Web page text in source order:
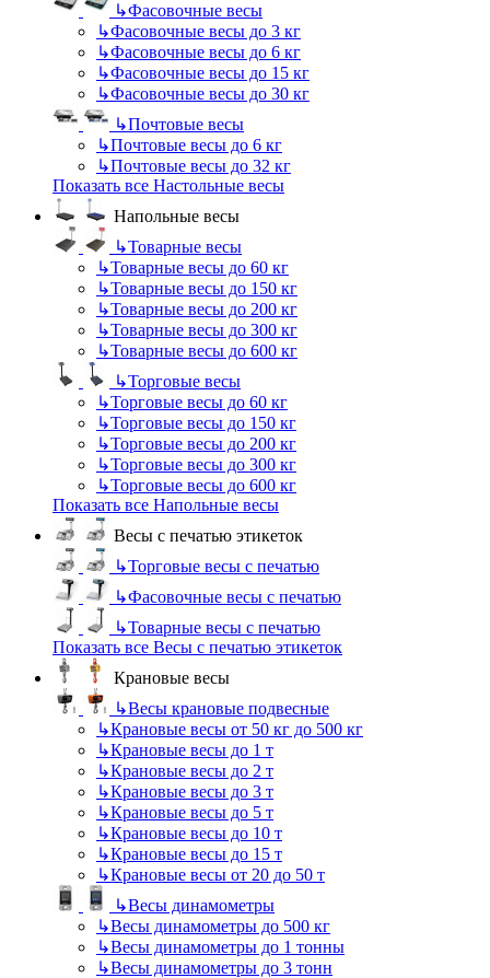
↳Фасовочные весы
↳Фасовочные весы до 3 кг
↳Фасовочные весы до 6 кг
↳Фасовочные весы до 15 кг
↳Фасовочные весы до 30 кг
↳Почтовые весы
↳Почтовые весы до 6 кг
↳Почтовые весы до 32 кг
Показать все Настольные весы
Напольные весы
↳Товарные весы
↳Товарные весы до 60 кг
↳Товарные весы до 150 кг
↳Товарные весы до 200 кг
↳Товарные весы до 300 кг
↳Товарные весы до 600 кг
↳Торговые весы
↳Торговые весы до 60 кг
↳Торговые весы до 150 кг
↳Торговые весы до 200 кг
↳Торговые весы до 300 кг
↳Торговые весы до 600 кг
Показать все Напольные весы
Весы с печатью этикеток
↳Торговые весы с печатью
↳Фасовочные весы с печатью
↳Товарные весы с печатью
Показать все Весы с печатью этикеток
Крановые весы
↳Весы крановые подвесные
↳Крановые весы от 50 кг до 500 кг
↳Крановые весы до 1 т
↳Крановые весы до 2 т
↳Крановые весы до 3 т
↳Крановые весы до 5 т
↳Крановые весы до 10 т
↳Крановые весы до 15 т
↳Крановые весы от 20 до 50 т
↳Весы динамометры
↳Весы динамометры до 500 кг
↳Весы динамометры до 1 тонны
↳Весы динамометры до 3 тонн